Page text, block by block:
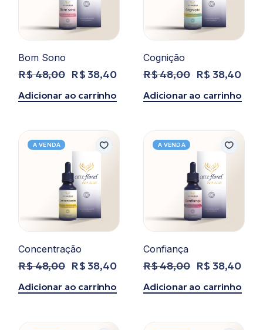
Bom Sono
R$48,00
O
preço
original
R$ 38,40
O
preço
atual
Adicionar ao carrinho
Cognição
R$48,00
O
preço
original
R$ 38,40
O
preço
atual
Adicionar ao carrinho
A VENDA
Concentração
R$48,00
O
preço
original
R$ 38,40
O
preço
atual
Adicionar ao carrinho
A VENDA
Confiança
R$48,00
O
preço
original
R$ 38,40
O
preço
atual
Adicionar ao carrinho